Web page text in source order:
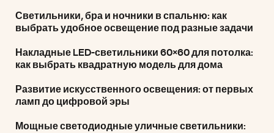
Светильники, бра и ночники в спальню: как
выбрать удобное освещение под разные задачи
Накладные LED-светильники 60×60 для потолка:
как выбрать квадратную модель для дома
Развитие искусственного освещения: от первых
ламп до цифровой эры
Мощные светодиодные уличные светильники: